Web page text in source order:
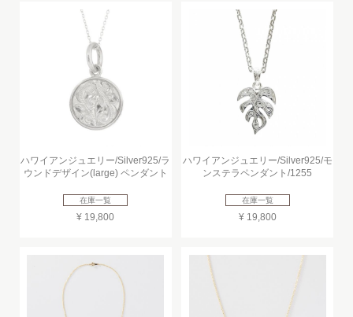
ハワイアンジュエリー/Silver925/ラ
ウンドデザイン(large) ペンダント
在庫一覧
¥ 19,800
ハワイアンジュエリー/Silver925/モ
ンステラペンダント/1255
在庫一覧
¥ 19,800